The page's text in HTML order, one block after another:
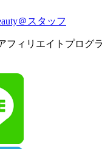
＠スタッフ
フィリエイトプログ